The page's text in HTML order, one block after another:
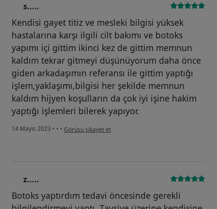
s.....
Kendisi gayet titiz ve mesleki bilgisi yüksek
hastalarına karşı ilgili cilt bakımı ve botoks
yapımı içi gittim ikinci kez de gittim memnun
kaldım tekrar gitmeyi düşünüyorum daha önce
giden arkadaşımın referansı ile gittim yaptığı
işlem,yaklaşımı,bilgisi her şekilde memnun
kaldım hijyen koşulların da çok iyi işine hakim
yaptığı işlemleri bilerek yapıyor.
14 Mayıs 2023 • • • kullanıcının görüşüne göre s.....
Görüşü şikayet et
z.....
Botoks yaptırdım tedavi öncesinde gerekli